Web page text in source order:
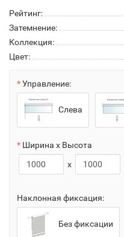
Рейтинг:
Затемнение:
Коллекция:
Цвет:
Управление:
Слева
Ширина x Высота
x
Наклонная фиксация:
Без фиксации